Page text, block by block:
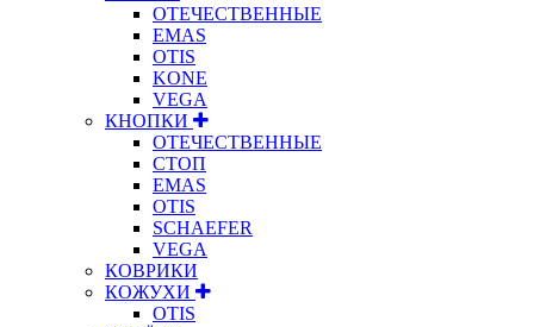
ОТЕЧЕСТВЕННЫЕ
EMAS
OTIS
KONE
VEGA
КНОПКИ
ОТЕЧЕСТВЕННЫЕ
СТОП
EMAS
OTIS
SCHAEFER
VEGA
КОВРИКИ
КОЖУХИ
OTIS